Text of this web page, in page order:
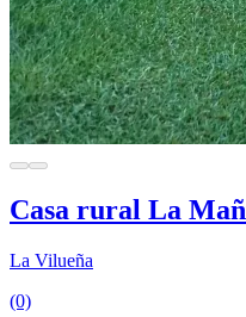
Casa rural La
La Vilueña
(0)